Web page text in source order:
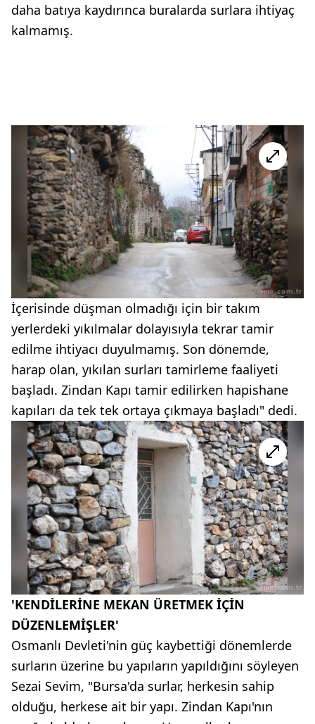
daha batıya kaydırınca buralarda surlara ihtiyaç
kalmamış.
İçerisinde düşman olmadığı için bir takım
yerlerdeki yıkılmalar dolayısıyla tekrar tamir
edilme ihtiyacı duyulmamış. Son dönemde,
harap olan, yıkılan surları tamirleme faaliyeti
başladı. Zindan Kapı tamir edilirken hapishane
kapıları da tek tek ortaya çıkmaya başladı" dedi.
'KENDİLERİNE MEKAN ÜRETMEK İÇİN
DÜZENLEMİŞLER'
Osmanlı Devleti'nin güç kaybettiği dönemlerde
surların üzerine bu yapıların yapıldığını söyleyen
Sezai Sevim, "Bursa'da surlar, herkesin sahip
olduğu, herkese ait bir yapı. Zindan Kapı'nın